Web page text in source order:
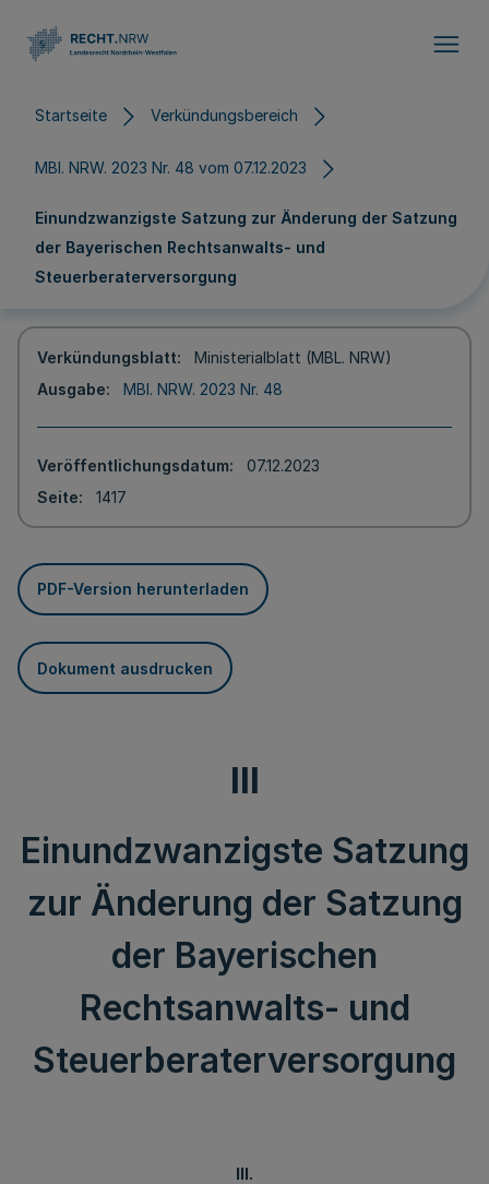
Startseite Verkündungsbereich
MBl. NRW. 2023 Nr. 48 vom 07.12.2023
Einundzwanzigste Satzung zur Änderung der Satzung
der Bayerischen Rechtsanwalts- und
Steuerberaterversorgung
Verkündungsblatt
Ministerialblatt (MBL. NRW)
Ausgabe
MBl. NRW. 2023 Nr. 48
Veröffentlichungsdatum
07.12.2023
Seite
1417
PDF-Version herunterladen
Dokument ausdrucken
III
Einundzwanzigste Satzung
zur Änderung der Satzung
der Bayerischen
Rechtsanwalts- und
Steuerberaterversorgung
III.